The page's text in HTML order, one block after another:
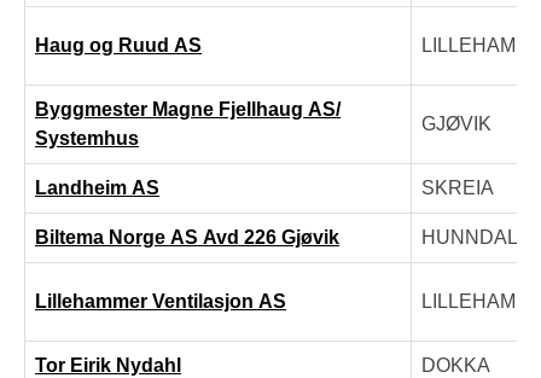
Haug og Ruud AS
Byggmester Magne Fjellhaug AS/
Systemhus
GJØVIK
Landheim AS SKREIA
Biltema Norge AS Avd 226 Gjøvik
Lillehammer Ventilasjon AS
Tor Eirik Nydahl DOKKA